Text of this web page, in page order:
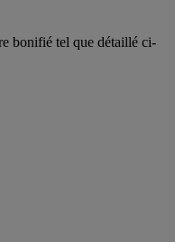
bonifié tel que détaillé ci-